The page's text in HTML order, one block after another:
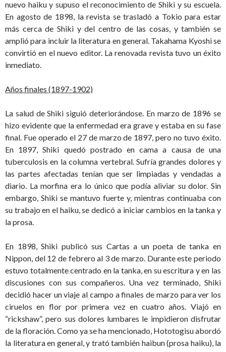
nuevo haiku y supuso el reconocimiento de Shiki y su escuela.
En agosto de 1898, la revista se trasladó a Tokio para estar
más cerca de Shiki y del centro de las cosas, y también se
amplió para incluir la literatura en general. Takahama Kyoshi se
convirtió en el nuevo editor. La renovada revista tuvo un éxito
inmediato.
Años finales (1897-1902)
La salud de Shiki siguió deteriorándose. En marzo de 1896 se
hizo evidente que la enfermedad era grave y estaba en su fase
final. Fue operado el 27 de marzo de 1897, pero no tuvo éxito.
En 1897, Shiki quedó postrado en cama a causa de una
tuberculosis en la columna vertebral. Sufría grandes dolores y
las partes afectadas tenían que ser limpiadas y vendadas a
diario. La morfina era lo único que podía aliviar su dolor. Sin
embargo, Shiki se mantuvo fuerte y, mientras continuaba con
su trabajo en el haiku, se dedicó a iniciar cambios en la tanka y
la prosa.
En 1898, Shiki publicó sus Cartas a un poeta de tanka en
Nippon, del 12 de febrero al 3 de marzo. Durante este periodo
estuvo totalmente centrado en la tanka, en su escritura y en las
discusiones con sus compañeros. Una vez terminado, Shiki
decidió hacer un viaje al campo a finales de marzo para ver los
ciruelos en flor por primera vez en cuatro años. Viajó en
“rickshaw”, pero sus dolores lumbares le impidieron disfrutar
de la floración. Como ya se ha mencionado, Hototogisu abordó
la literatura en general, y trató también haibun (prosa haiku), la